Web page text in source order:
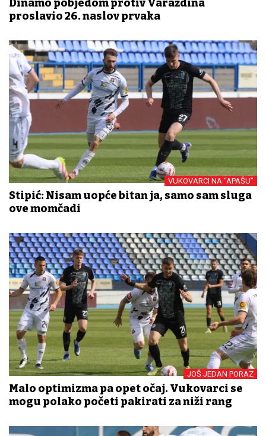
Dinamo pobjedom protiv Varaždina
proslavio 26. naslov prvaka
VUKOVARCI NA “APAŠU”
Stipić: Nisam uopće bitan ja, samo sam sluga
ove momčadi
JOŠ JEDAN PORAZ
Malo optimizma pa opet očaj. Vukovarci se
mogu polako početi pakirati za niži rang